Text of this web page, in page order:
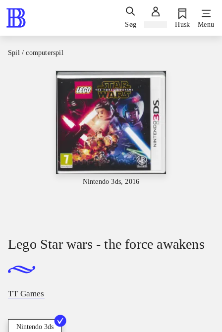
Søg Husk Menu
Spil / computerspil
Nintendo 3ds, 2016
Lego Star wars - the force awakens
TT Games
Nintendo 3ds